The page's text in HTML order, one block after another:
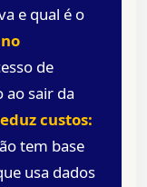
e qual é o
de
ao sair da
custos:
tem base
usa dados